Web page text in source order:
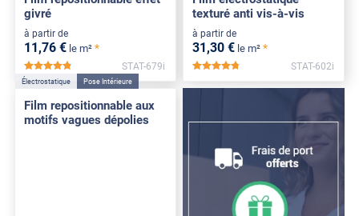
givré
à partir de
11,76 € le m² *
*****
STAT-679i
texturé anti vis-à-vis
à partir de
31,30 € le m² *
*****
STAT-602i
Électrostatique Pose Intérieure
Film repositionnable aux
motifs vagues dépolies